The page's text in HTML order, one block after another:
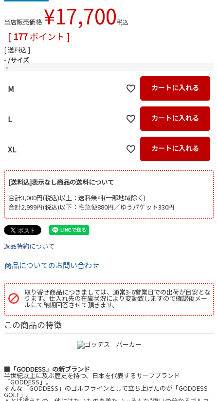
当店販売価格 ¥17,700税込
[ 177ポイント ]
送料込
- サイズ
-
M カートに入れる
L カートに入れる
XL カートに入れる
[送料込]表示なし商品の送料について
合計3,000円(税込)以上：送料無料(一部地域除く)
合計2,999円(税込)以下：宅急便880円／ゆうパケット330円
返品特約について
商品についてのお問い合わせ
取り寄せ商品につきましては、通常3-6営業日での出荷が目安とな
ります。仕入れ先の在庫状況により変動致しますので確認後メー
ルにて納期回答させて頂きます。
この商品の特徴
■「GODDESS」の新ブランド
半世紀以上に及ぶ歴史を持つ、日本を代表するサーフブランド
「GODDESS」。
そんな「GODDESS」のゴルフラインとして立ち上げたのが「GODDESS
GOLF」。